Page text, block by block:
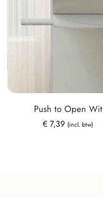
Push to Open Wit
€ 7,39 (incl. btw)